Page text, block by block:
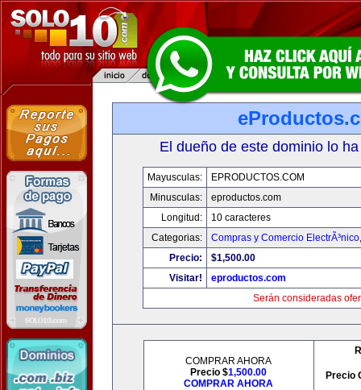
El dueño de este dominio lo
Mayusculas:
EPRODUCTOS.COM
Minusculas:
eproductos.com
Longitud:
10 caracteres
Categorias:
Compras y Comercio ElectrÃ³nico
Precio:
$1,500.00
Visitar!
eproductos.com
Serán consideradas
COMPRAR AHORA
Precio $1,500.00
COMPRAR AHORA
Precio